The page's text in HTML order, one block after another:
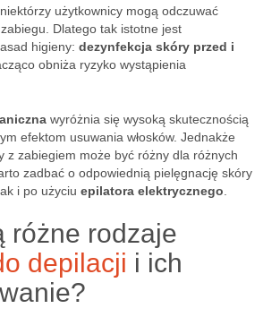
użytkownicy mogą odczuwać
Dlatego tak istotne jest
higieny: dezynfekcja skóry przed i
obniża ryzyko wystąpienia
wyróżnia się wysoką skutecznością
efektom usuwania włosków. Jednakże
z zabiegiem może być różny dla różnych
zadbać o odpowiednią pielęgnację skóry
i po użyciu epilatora elektrycznego
różne rodzaje
depilacji i ich